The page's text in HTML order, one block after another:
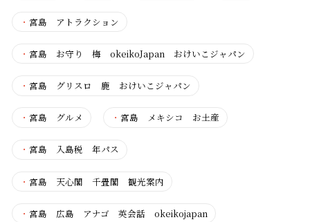
・ 宮島 アトラクション
・ 宮島 お守り 梅 okeikoJapan おけいこジャパン
・ 宮島 グリスロ 鹿 おけいこジャパン
・ 宮島 グルメ ・ 宮島 メキシコ お土産
・ 宮島 入島税 年パス
・ 宮島 天心閣 千畳閣 観光案内
・ 宮島 広島 アナゴ 英会話 okeikojapan